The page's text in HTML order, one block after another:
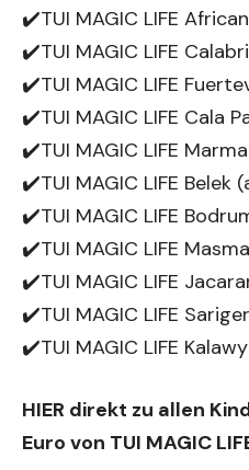
✔️TUI MAGIC LIFE
✔️TUI MAGIC LIFE
✔️TUI MAGIC LIFE
✔️TUI MAGIC LIFE Cala
✔️TUI MAGIC LIFE
✔️TUI MAGIC LIFE Belek
✔️TUI MAGIC LIFE
✔️TUI MAGIC LIFE
✔️TUI MAGIC LIFE
✔️TUI MAGIC LIFE
✔️TUI MAGIC LIFE
HIER direkt zu allen
Euro von TUI MAGIC